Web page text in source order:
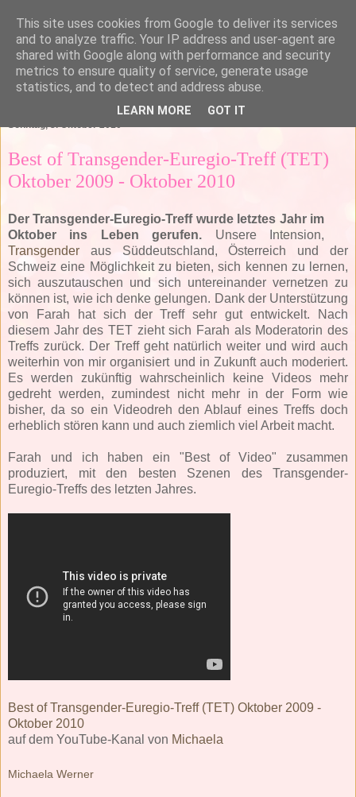
Sonntag, 3. Oktober 2010
Best of Transgender-Euregio-Treff (TET)
Oktober 2009 - Oktober 2010
Der Transgender-Euregio-Treff wurde letztes Jahr im
Oktober ins Leben gerufen. Unsere Intension,
Transgender aus Süddeutschland, Österreich und der
Schweiz eine Möglichkeit zu bieten, sich kennen zu lernen,
sich auszutauschen und sich untereinander vernetzen zu
können ist, wie ich denke gelungen. Dank der Unterstützung
von Farah hat sich der Treff sehr gut entwickelt. Nach
diesem Jahr des TET zieht sich Farah als Moderatorin des
Treffs zurück. Der Treff geht natürlich weiter und wird auch
weiterhin von mir organisiert und in Zukunft auch moderiert.
Es werden zukünftig wahrscheinlich keine Videos mehr
gedreht werden, zumindest nicht mehr in der Form wie
bisher, da so ein Videodreh den Ablauf eines Treffs doch
erheblich stören kann und auch ziemlich viel Arbeit macht.
Farah und ich haben ein "Best of Video" zusammen
produziert, mit den besten Szenen des Transgender-
Euregio-Treffs des letzten Jahres.
Best of Transgender-Euregio-Treff (TET) Oktober 2009 -
Oktober 2010
auf dem YouTube-Kanal von Michaela
Michaela Werner
This site uses cookies from Google to deliver its services
and to analyze traffic. Your IP address and user-agent are
shared with Google along with performance and security
metrics to ensure quality of service, generate usage
statistics, and to detect and address abuse.
LEARN MORE GOT IT